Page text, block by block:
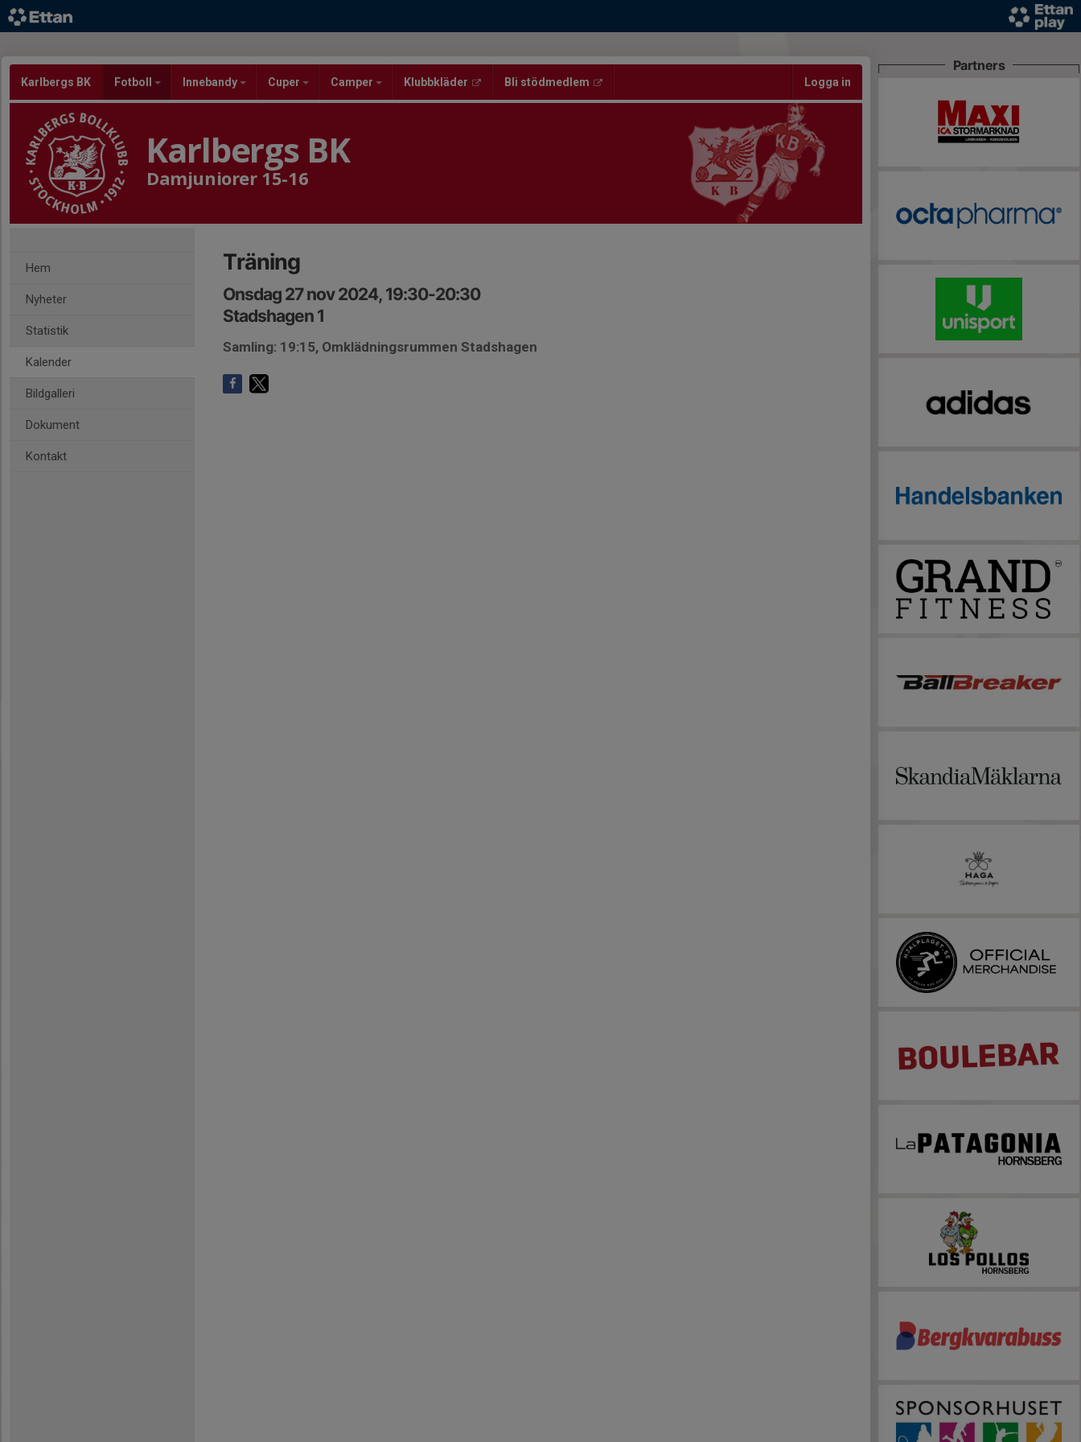
Karlbergs BK Fotboll Innebandy Cuper Camper Klubbkläder Bli stödmedlem Logga in
Karlbergs BK
Damjuniorer 15-16
Hem
Nyheter
Statistik
Kalender
Bildgalleri
Dokument
Kontakt
Träning
Onsdag 27 nov 2024, 19:30-20:30
Stadshagen 1
Samling: 19:15, Omklädningsrummen Stadshagen
Partners